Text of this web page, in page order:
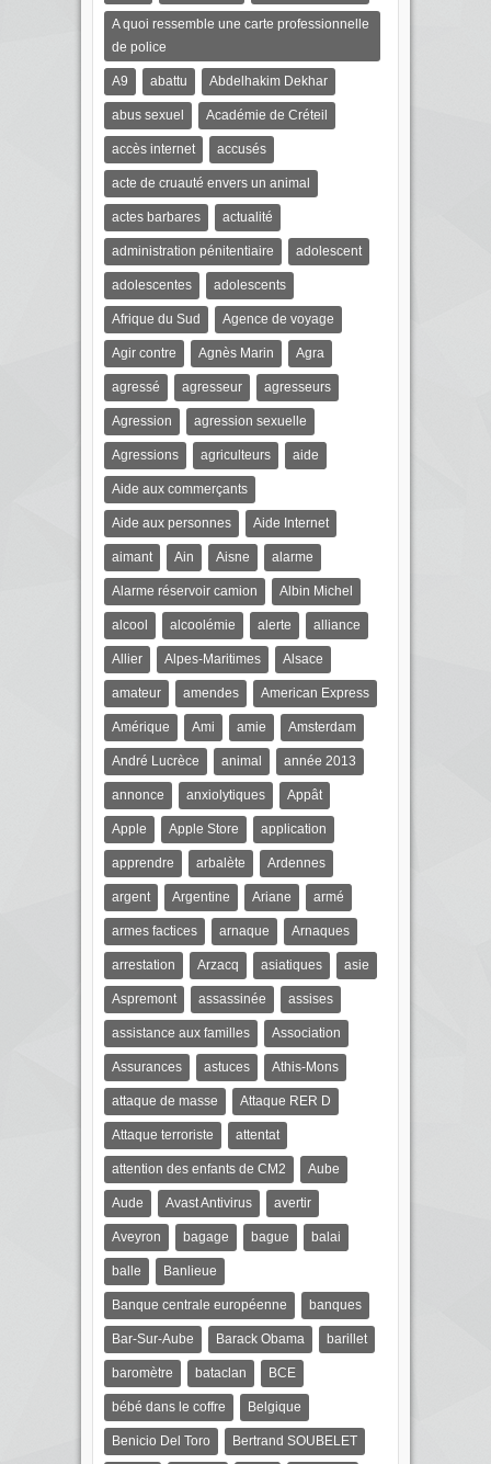
A quoi ressemble une carte professionnelle
de police
A9 abattu Abdelhakim Dekhar
abus sexuel Académie de Créteil
accès internet accusés
acte de cruauté envers un animal
actes barbares actualité
administration pénitentiaire adolescent
adolescentes adolescents
Afrique du Sud Agence de voyage
Agir contre Agnès Marin Agra
agressé agresseur agresseurs
Agression agression sexuelle
Agressions agriculteurs aide
Aide aux commerçants
Aide aux personnes Aide Internet
aimant Ain Aisne alarme
Alarme réservoir camion Albin Michel
alcool alcoolémie alerte alliance
Allier Alpes-Maritimes Alsace
amateur amendes American Express
Amérique Ami amie Amsterdam
André Lucrèce animal année 2013
annonce anxiolytiques Appât
Apple Apple Store application
apprendre arbalète Ardennes
argent Argentine Ariane armé
armes factices arnaque Arnaques
arrestation Arzacq asiatiques asie
Aspremont assassinée assises
assistance aux familles Association
Assurances astuces Athis-Mons
attaque de masse Attaque RER D
Attaque terroriste attentat
attention des enfants de CM2 Aube
Aude Avast Antivirus avertir
Aveyron bagage bague balai
balle Banlieue
Banque centrale européenne banques
Bar-Sur-Aube Barack Obama barillet
baromètre bataclan BCE
bébé dans le coffre Belgique
Benicio Del Toro Bertrand SOUBELET